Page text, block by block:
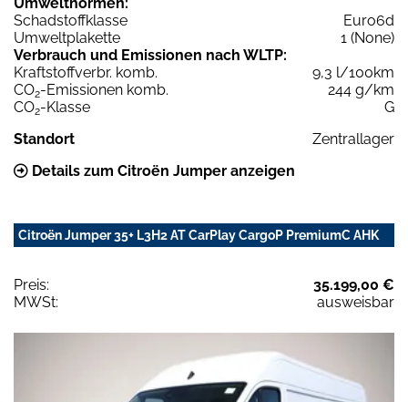
Schadstoffklasse
Euro6d
Umweltplakette
1 (None)
Verbrauch und Emissionen nach WLTP:
Kraftstoffverbr. komb.
9,3 l/100km
CO2-Emissionen komb.
244 g/km
CO2-Klasse
G
Standort
Zentrallager
Details zum Citroën Jumper anzeigen
Citroën Jumper 35+ L3H2 AT CarPlay CargoP PremiumC AHK
Preis:
35.199,00 €
MWSt:
ausweisbar